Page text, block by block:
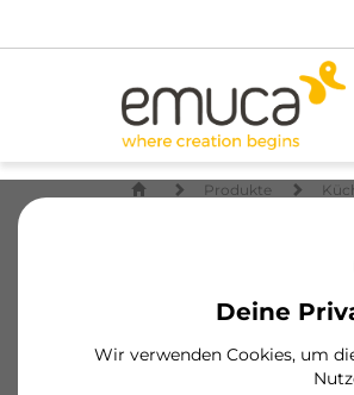
Deine
Wir verwenden Cookies, um
Produkte